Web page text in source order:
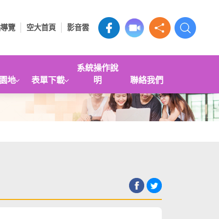
覽 空大首頁 影音雲
地 表單下載
系統操作說
明
聯絡我們